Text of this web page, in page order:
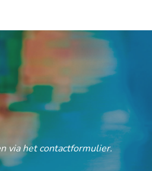
via het contactformulier.